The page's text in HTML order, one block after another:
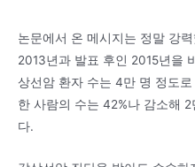
논문에서 온 메시지는 정말 강
2013년과 발표 후인 2015년을
상선암 환자 수는 4만 명 정도
한 사람의 수는 42%나 감소해
다.